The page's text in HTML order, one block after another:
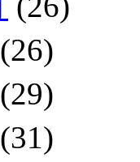
(26)
(29)
(31)